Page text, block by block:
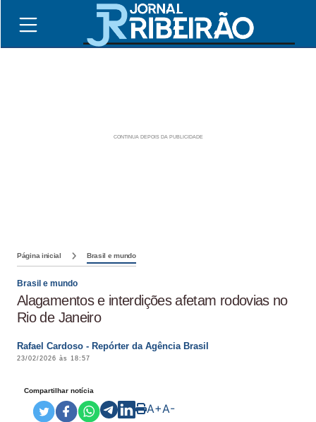
Página inicial Brasil e mundo
Brasil e mundo
Alagamentos e interdições afetam rodovias no
Rio de Janeiro
Rafael Cardoso - Repórter da Agência Brasil
23/02/2026 às 18:57
Compartilhar notícia
A+A-